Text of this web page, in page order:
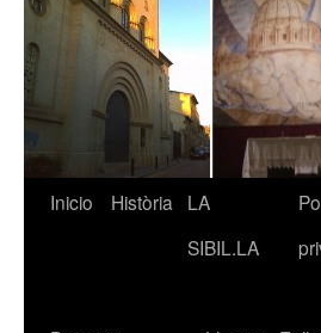
Inicio Història
LA
SIBIL.LA